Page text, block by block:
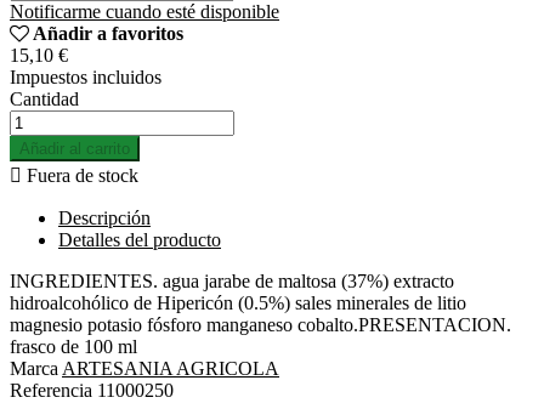
Notificarme cuando esté disponible
Añadir a favoritos
15,10 €
Impuestos incluidos
Cantidad
Añadir al carrito
 Fuera de stock
Descripción
Detalles del producto
INGREDIENTES. agua jarabe de maltosa (37%) extracto
hidroalcohólico de Hipericón (0.5%) sales minerales de litio
magnesio potasio fósforo manganeso cobalto.PRESENTACION.
frasco de 100 ml
Marca ARTESANIA AGRICOLA
Referencia 11000250